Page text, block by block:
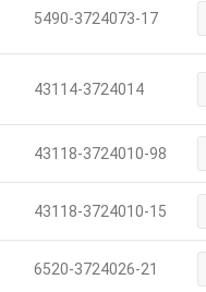
5490-3724073-17
43114-3724014
43118-3724010-98
43118-3724010-15
6520-3724026-21